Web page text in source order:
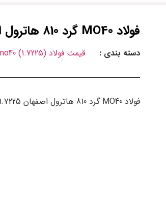
فولاد MO40 گرد 810 هاترول اصفهان
دسته بندی : قیمت فولاد mo40 (1.7225)
فولاد MO40 گرد 810 هاترول اصفهان 1.7225 یک فولاد آلیاژی قابل عملیات حرارتی با سطح مقطع گرد است.